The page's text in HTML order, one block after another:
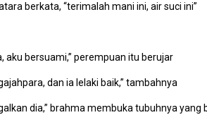
berkata, “terimalah mani ini, air suci ini”
aku bersuami,” perempuan itu berujar
dan ia lelaki baik,” tambahnya
dia,” brahma membuka tubuhnya yang